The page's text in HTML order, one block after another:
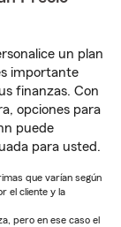
un plan
importante
finanzas. Con
opciones para
puede
para usted.
que varían según
el cliente y la
pero en ese caso el